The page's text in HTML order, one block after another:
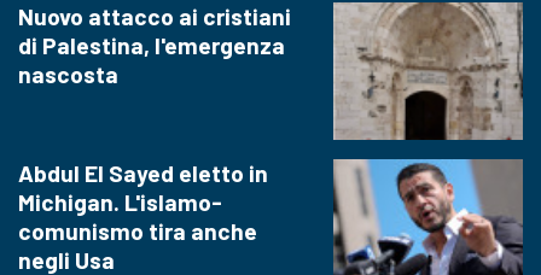
Nuovo attacco ai cristiani
di Palestina, l'emergenza
nascosta
Abdul El Sayed eletto in
Michigan. L'islamo-
comunismo tira anche
negli Usa